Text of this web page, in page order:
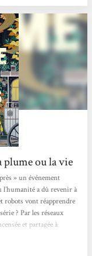
plume ou la vie
» un événement
a dû revenir à
robots vont réapprendre
? Par les réseaux
et partagée à